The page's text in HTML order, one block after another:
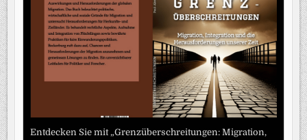
Entdecken Sie mit „Grenzüberschreitungen: Migration,